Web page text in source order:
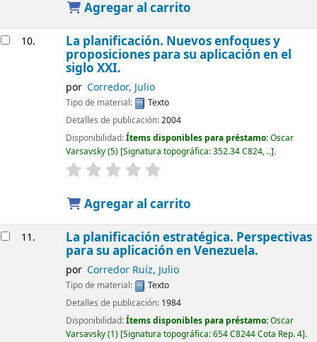
Agregar al carrito
10. La planificación. Nuevos enfoques y
proposiciones para su aplicación en el
siglo XXI.
por Corredor, Julio
Tipo de material:
Texto
Detalles de publicación:2004
Disponibilidad:Ítems disponibles para préstamo:Oscar
Varsavsky(5) Signatura topográfica:352.34 C824, .. .
Agregar al carrito
11. La planificación estratégica. Perspectivas
para su aplicación en Venezuela.
por Corredor Ruíz, Julio
Tipo de material:
Texto
Detalles de publicación: 1984
Disponibilidad:Ítems disponibles para préstamo:Oscar
Varsavsky(1) Signatura topográfica:654 C8244 Cota Rep. 4 .